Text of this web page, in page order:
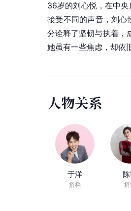
36岁的刘心悦，在中
接受不同的声音，刘
分诠释了坚韧与执着，
她虽有一些焦虑，却依
人物关系
于洋
搭档